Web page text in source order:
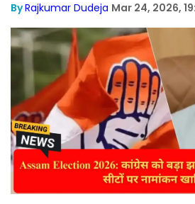
ByRajkumar Dudeja Mar 24, 2026,